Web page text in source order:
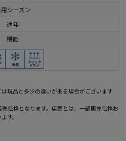
シーズン
通年
機能
現品と多少の違いがある場合がございます
売価格となります。店頭とは、一部販売価格お
す。